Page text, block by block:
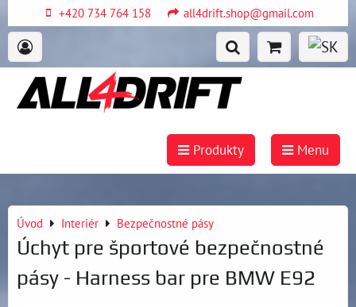
+420 734 764 158 all4drift.shop@gmail.com
Produkty Menu
Úvod Interiér Bezpečnostné pásy
Úchyt pre športové bezpečnostné
pásy - Harness bar pre BMW E92